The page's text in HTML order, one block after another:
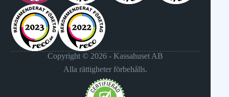
Copyright © 2026 - Kassahuset AB
Alla rättigheter förbehålls.